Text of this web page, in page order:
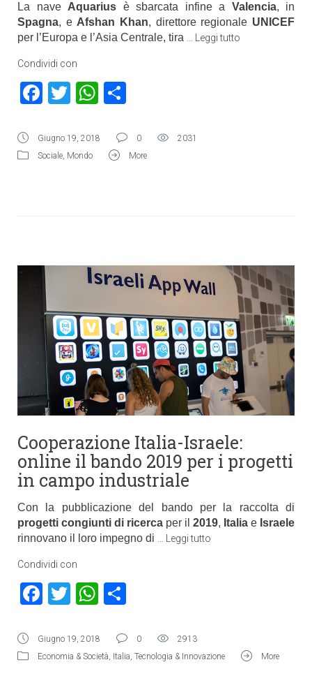
La nave Aquarius è sbarcata infine a Valencia, in
Spagna, e Afshan Khan, direttore regionale UNICEF
per l’Europa e l’Asia Centrale, tira
Leggi tutto
Condividi con
Facebook
TwitterWhatsApp
Giugno 19, 2018 0
2031
Sociale, Mondo More
Cooperazione Italia-Israele:
online il bando 2019 per i progetti
in campo industriale
Con la pubblicazione del bando per la raccolta di
progetti congiunti di ricerca per il 2019, Italia e Israele
rinnovano il loro impegno di
Leggi tutto
Condividi con
Facebook
TwitterWhatsApp
Giugno 19, 2018 0
2913
Economia & Società, Italia, Tecnologia & Innovazione More